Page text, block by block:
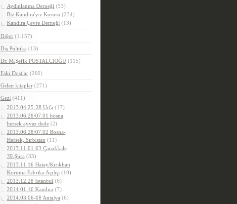
Aydınlanma Derneği (53)
Biz Kandıra'yız Korosu (234)
Kandıra Çevre Derneği (13)
Diğer(1.157)
Dış Politika (13)
Dr. M.Şefik POSTALCIOĞU(115)
Eski Dostlar(260)
Gelen kitaplar(271)
Gezi (411)
2013.04.25-28 Urfa (17)
2013.06.28/07.01 bosna
hersek ayvaz dede(2)
2013.06.28/07.02 Bosna-
Hersek, Sırbistan (11)
2013.11.01-03 Çanakkale
39.Şura (33)
2013.11.16 Hatay/Kırıkhan
Koruma Fabrika Açılışı (10)
2013.12.28 İstanbul (6)
2014.01.16 Kandıra (7)
2014.03.06-08 Antalya (6)